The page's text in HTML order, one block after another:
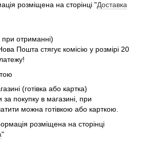
розміщена на сторінці "Доставка
отриманні)
Пошта стягує комісію у розмірі 20
(готівка або картка)
покупку в магазині, при
можна готівкою або карткою.
розміщена на сторінці
"